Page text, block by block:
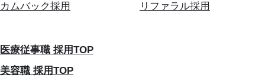
カムバック採用
リファラル採用
医療従事職 採用TOP
美容職 採用TOP